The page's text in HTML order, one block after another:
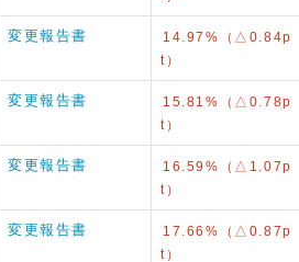
変更報告書
14.97%（△0.84p
t）
変更報告書
15.81%（△0.78p
t）
変更報告書
16.59%（△1.07p
t）
変更報告書
17.66%（△0.87p
t）